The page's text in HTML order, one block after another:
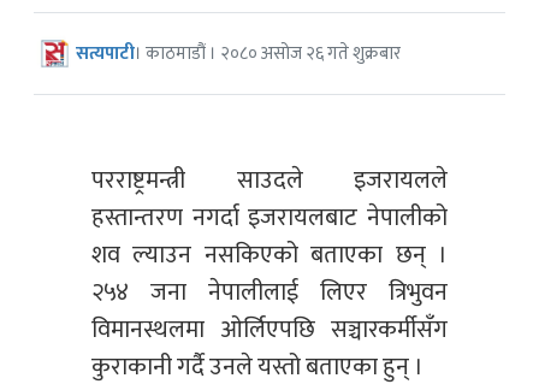
सत्यपाटी। काठमाडौं । २०८० असोज २६ गते शुक्रबार
परराष्ट्रमन्त्री साउदले इजरायलले
हस्तान्तरण नगर्दा इजरायलबाट नेपालीको
शव ल्याउन नसकिएको बताएका छन् ।
२५४ जना नेपालीलाई लिएर त्रिभुवन
विमानस्थलमा ओर्लिएपछि सञ्चारकर्मीसँग
कुराकानी गर्दै उनले यस्तो बताएका हुन् ।